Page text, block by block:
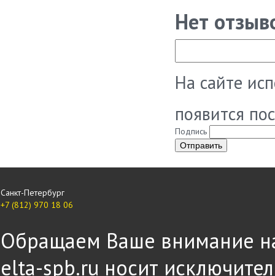
Нет
На сайте
появится
Подпись
Санкт-Петербург
+7 (812) 970 18 06
Обращаем Ваше внимание
elta-spb.ru носит